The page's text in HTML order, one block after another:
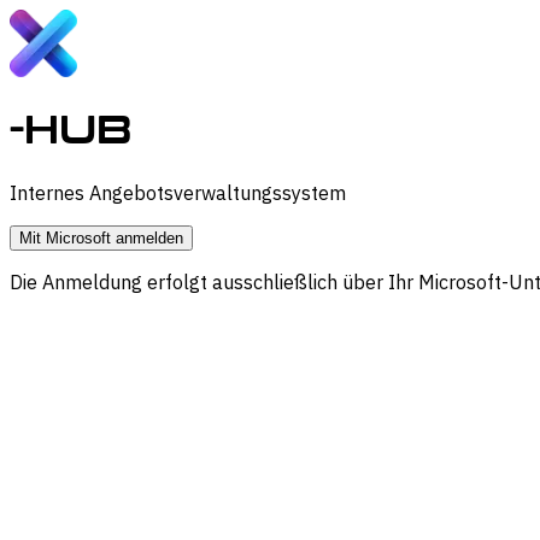
-HUB
Internes Angebotsverwaltungssystem
Mit Microsoft anmelden
Die Anmeldung erfolgt ausschließlich über Ihr Microsoft-